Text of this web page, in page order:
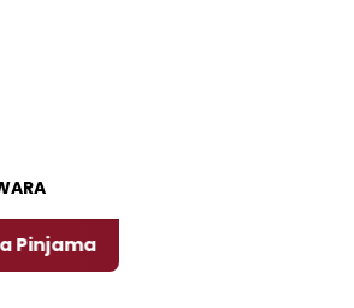
Pemkab Jember, Ini Kata